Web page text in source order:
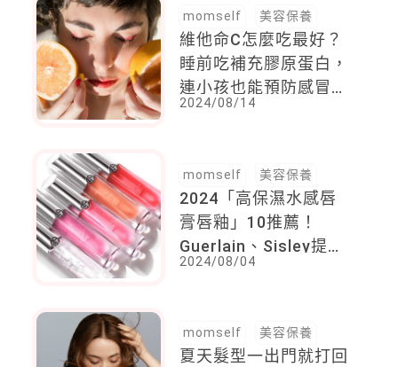
momself 美容保養
維他命C怎麼吃最好？
睡前吃補充膠原蛋白，
連小孩也能預防感冒，
「這一款」日本女星必
2024/08/14
momself 美容保養
2024「高保濕水感唇
膏唇釉」10推薦！
Guerlain、Sisley提亮
氣色素顏用也可以，
2024/08/04
momself 美容保養
夏天髮型一出門就打回